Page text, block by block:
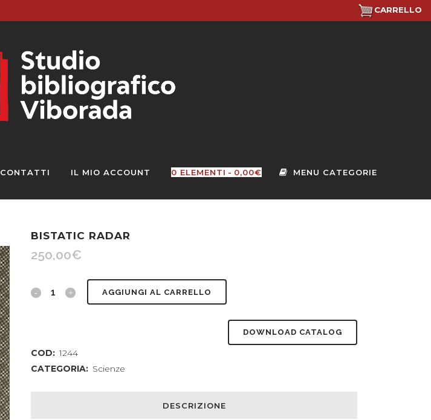
CARRELLO
CONTATTI IL MIO ACCOUNT 0 ELEMENTI 0,00€
BISTATIC RADAR
250,00€
Bistatic AGGIUNGI AL CARRELLO
DOWNLOAD CATALOG
COD: 1244
CATEGORIA: Scienze
DESCRIZIONE